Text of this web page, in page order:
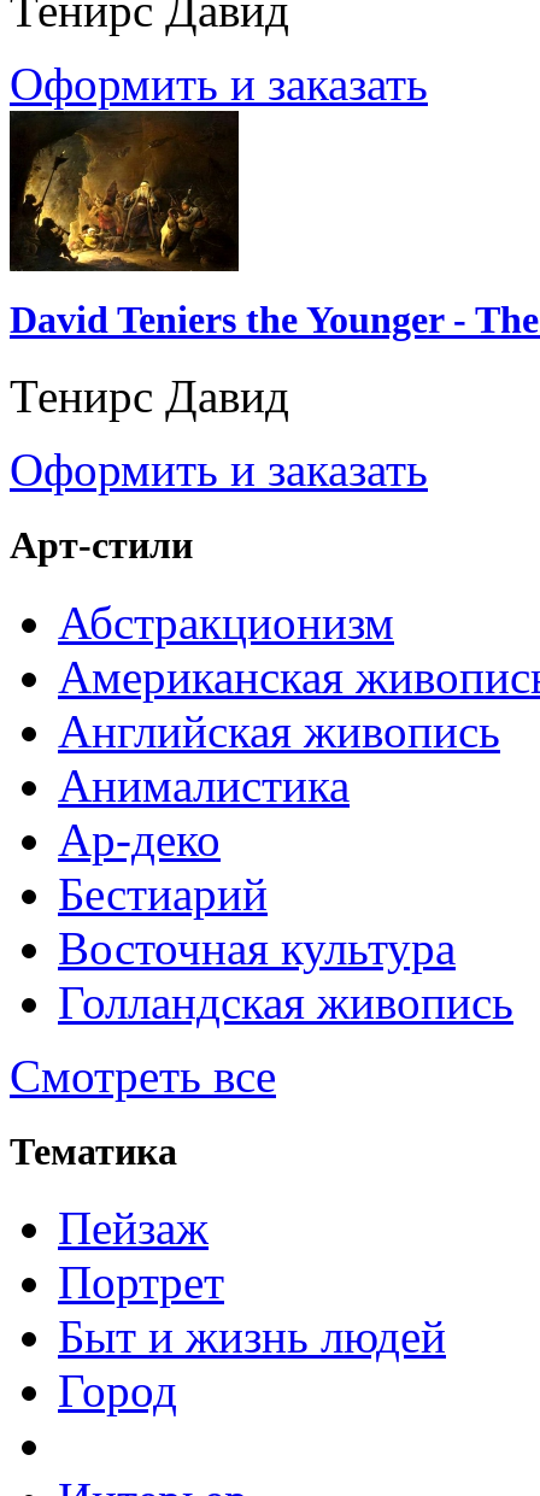
Оформить и заказать
David Teniers the Younger -
Тенирс Давид
Оформить и заказать
Арт-стили
Абстракционизм
Американская
Английская живопись
Анималистика
Ар-деко
Бестиарий
Восточная культура
Голландская живопись
Смотреть все
Тематика
Пейзаж
Портрет
Быт и жизнь людей
Город